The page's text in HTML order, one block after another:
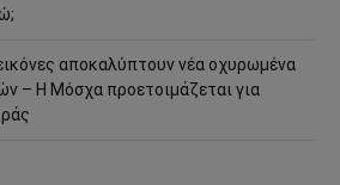
αποκαλύπτουν νέα οχυρωμένα
– Η Μόσχα προετοιμάζεται για